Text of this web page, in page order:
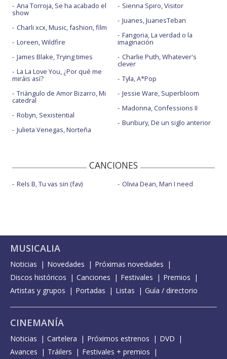
Ana Torroja, Se ha acabado el
show
Charli xcx, Music, fashion, film
Loreen, Wildfire
James Blake, Trying times
La La Love You, ¿Por qué me
miráis así?
Triángulo de Amor Bizarro, Mi
catedral
Robyn, Sexistential
Julieta Venegas, Norteña
Sienna Spiro, Visitor
Juanes, JuanesTeban
Fangoria, La verdad o la
imaginación
Charlie Puth, Whatever's
clever
Tyla, A*Pop
Jessie Ware, Superbloom
Madonna, Confessions II
Bunbury, De un siglo anterior
CANCIONES
Rels B, Tu vas sin (fav) Olivia Dean, Man I need
MUSICALIA
Noticias Novedades
Próximas novedades
Discos históricos
Canciones Festivales
Premios
Artistas y grupos
Portadas Listas Guía / directorio
CINEMANÍA
Noticias Cartelera Próximos estrenos
DVD
Avances
Tráilers Festivales + premios